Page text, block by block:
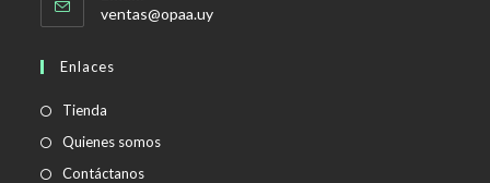
ventas@opaa.uySe
Enlaces
Tienda
Quienes somos
Contáctanos